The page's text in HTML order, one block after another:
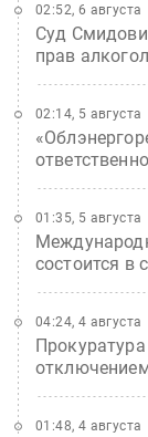
Суд
прав
02:52, 6 августа
02:14, 5 августа
состоится в
01:35, 5 августа
04:24, 4 августа
01:48, 4 августа